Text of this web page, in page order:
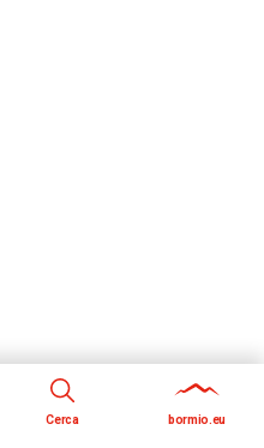
Cerca bormio.eu